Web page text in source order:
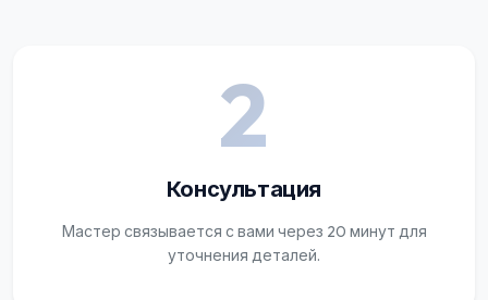
2
Консультация
Мастер связывается с вами через 20 минут для
уточнения деталей.